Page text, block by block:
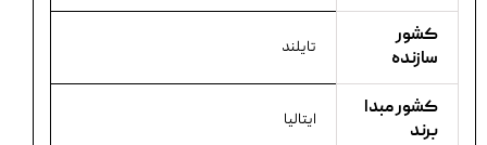
کشور
سازنده
تایلند
کشور مبدا
برند
ایتالیا